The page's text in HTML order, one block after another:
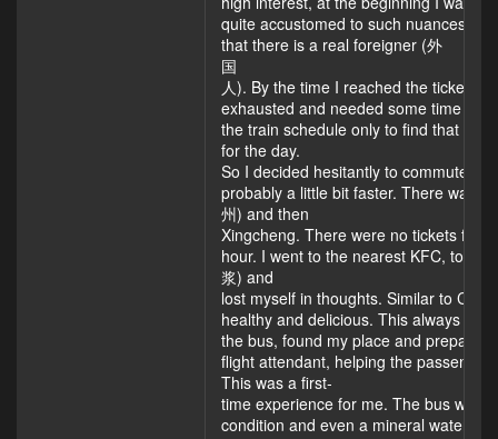
quite accustomed to such nuances.
that there is a real foreigner (外
国
人). By the time I reached the ticket
exhausted and needed some time to
the train schedule only to find that the
for the day.
So I decided hesitantly to commute
probably a little bit faster. There was
州) and then
Xingcheng. There were no tickets for
hour. I went to the nearest KFC, to
浆) and
lost myself in thoughts. Similar to
healthy and delicious. This always
the bus, found my place and
flight attendant, helping the
This was a first­
time experience for me. The bus was
condition and even a mineral water